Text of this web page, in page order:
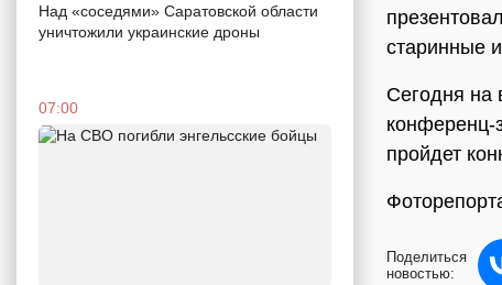
Над «соседями» Саратовской области
уничтожили украинские дроны
07:00
старинные
Сегодня на
пройдет
Поделиться
новостью: